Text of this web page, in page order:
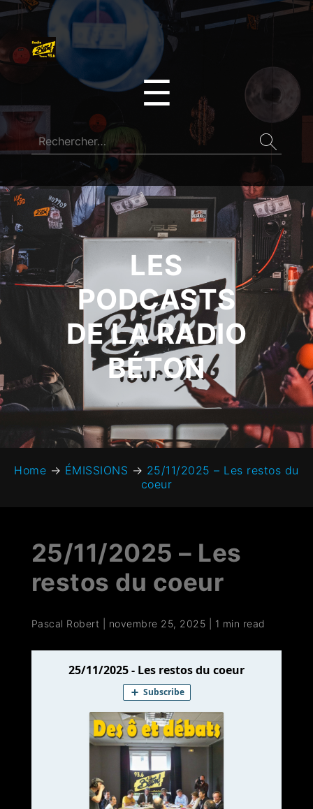
☰
LES
PODCASTS
DE LA RADIO
BÉTON
Home → ÉMISSIONS → 25/11/2025 – Les restos du
coeur
25/11/2025 – Les
restos du coeur
Pascal Robert novembre 25, 2025 1 min read